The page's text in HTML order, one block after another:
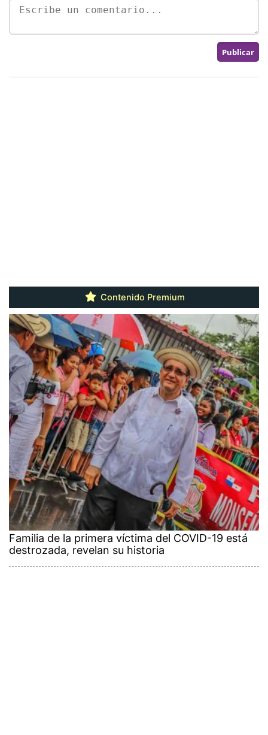
Contenido Premium
Familia de la primera víctima del COVID-19 está
destrozada, revelan su historia